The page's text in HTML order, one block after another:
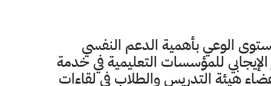
الوعي بأهمية الدعم النفسي
الإيجابي للمؤسسات التعليمية في خدمة
هيئة التدريس والطلاب في لقاءات